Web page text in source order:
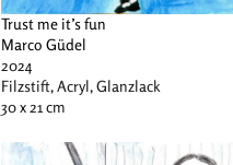
Trust me it’s fun
Marco Güdel
2024
Filzstift, Acryl, Glanzlack
30 x 21 cm